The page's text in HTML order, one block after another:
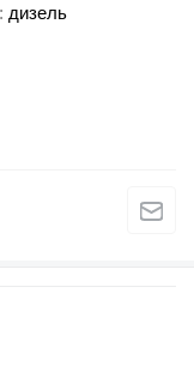
дизель